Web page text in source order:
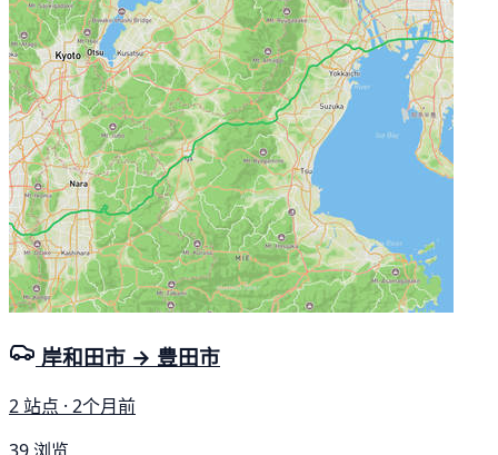
岸和田市 → 豊田市
2 站点 · 2个月前